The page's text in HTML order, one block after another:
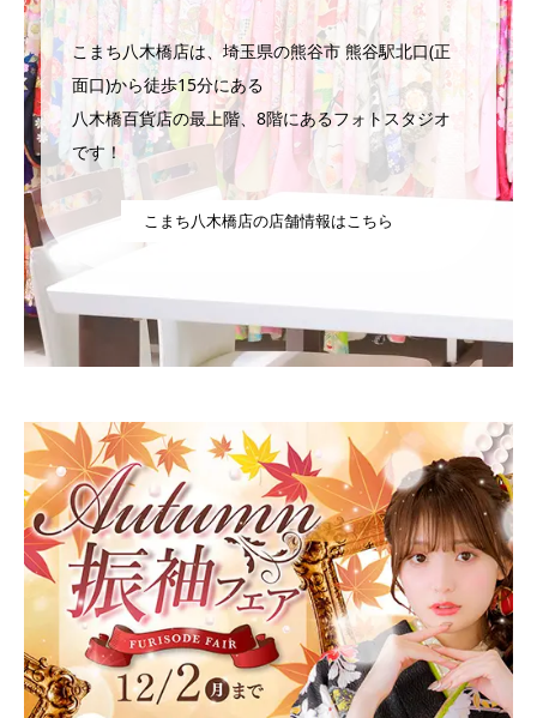
こまち八木橋店は、埼玉県の熊谷市 熊谷駅北口(正
面口)から徒歩15分にある
八木橋百貨店の最上階、8階にあるフォトスタジオ
です！
こまち八木橋店の店舗情報はこちら